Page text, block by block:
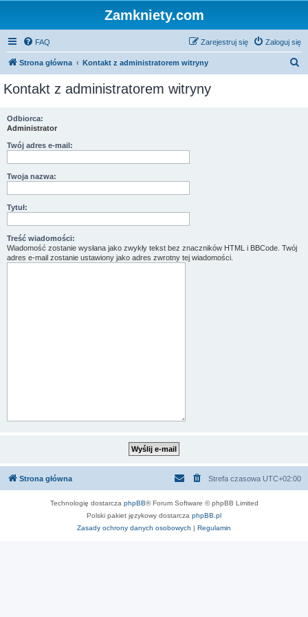
Zamkniety.com
FAQ Zaloguj się
Zarejestruj się
Strona główna Kontakt z administratorem witryny
Kontakt z administratorem witryny
Odbiorca:
Administrator
Twój adres e-mail:
Twoja nazwa:
Tytuł:
Treść wiadomości:
Wiadomość zostanie wysłana jako zwykły tekst bez znaczników HTML i BBCode. Twój
adres e-mail zostanie ustawiony jako adres zwrotny tej wiadomości.
Strona główna Strefa czasowa UTC+02:00
Technologię dostarcza phpBB® Forum Software © phpBB Limited
Polski pakiet językowy dostarcza phpBB.pl
Zasady ochrony danych osobowych | Regulamin